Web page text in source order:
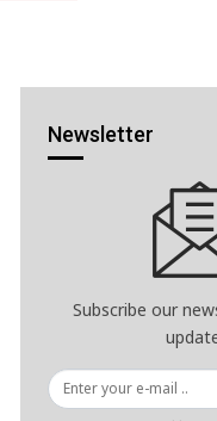
Newsletter
Subscribe our